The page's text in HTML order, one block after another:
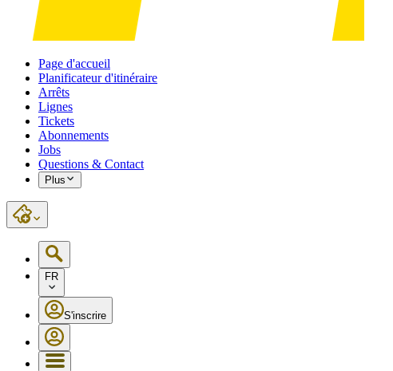
Page d'accueil
Planificateur d'itinéraire
Arrêts
Lignes
Tickets
Abonnements
Jobs
Questions & Contact
Plus
FR
S'inscrire